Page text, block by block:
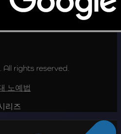
All rights reserved.
노예법
리즈